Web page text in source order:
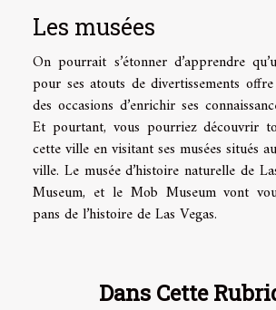
Les musées
On pourrait s’étonner d’apprendre
pour ses atouts de divertissements
des occasions d’enrichir ses
Et pourtant, vous pourriez découvrir
cette ville en visitant ses musées situés
ville. Le musée d’histoire naturelle de
Museum, et le Mob Museum vont
pans de l’histoire de Las Vegas.
Dans Cette